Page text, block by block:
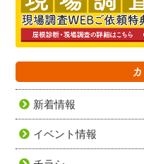
新着情報
イベント情報